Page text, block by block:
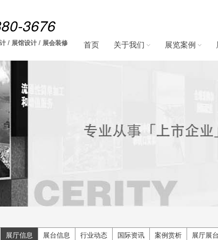
3676
/ 展馆设计 / 展会装修 首页 关于我们 展览案例
展厅信息 展台信息 行业动态 国际资讯 案例赏析 展厅展